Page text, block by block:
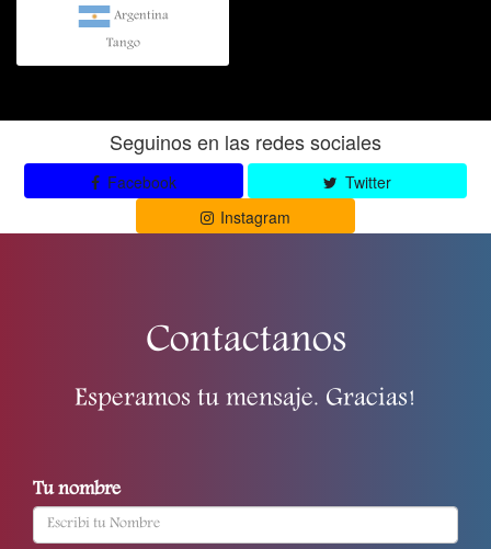
Argentina
Tango
Seguinos en las redes sociales
Facebook
Twitter
Instagram
Contactanos
Esperamos tu mensaje. Gracias!
Tu nombre